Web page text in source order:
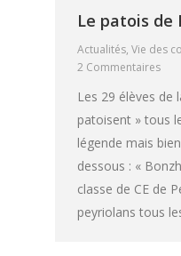
Le patois de
Actualités, Vie des
2 Commentaires
Les 29 élèves de
patoisent » tous
légende mais
dessous : «
classe de CE de
peyriolans tous